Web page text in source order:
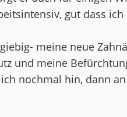
gut dass
meine neue
und meine
nochmal hin, dann